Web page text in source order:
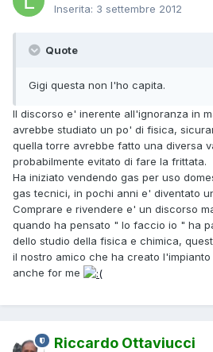
Inserita: 3 settembre 2012
Quote
Gigi questa non l'ho capita.
Il discorso e' inerente all'ignoranza in
avrebbe studiato un po' di fisica,
quella torre avrebbe fatto una diversa
probabilmente evitato di fare la frittata.
Ha iniziato vendendo gas per uso
gas tecnici, in pochi anni e' diventato
Comprare e rivendere e' un discorso
quando ha pensato " lo faccio io " ha
dello studio della fisica e chimica,
il nostro amico che ha creato
anche for me
Riccardo Ottaviucci